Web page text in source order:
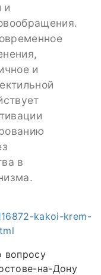
и
и
в
kakoi-krem-
вопросу
на-Дону